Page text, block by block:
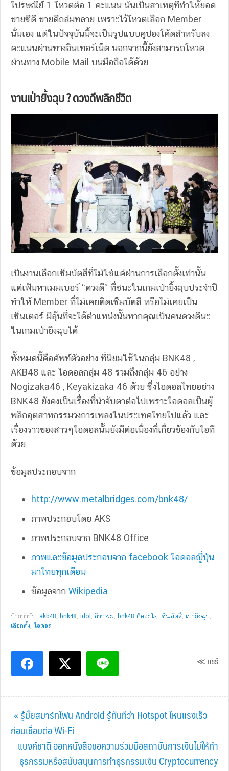
ไปรษณีย์ 1 โหวตต่อ 1 คะแนน นั่นเป็นสาเหตุที่ทำให้ยอด
ขายซีดี ขายดีถล่มทลาย เพราะไว้โหวตเลือก Member
นั่นเอง แต่ในปัจจุบันนี้จะเป็นรูปแบบคูปองโค้ดสำหรับลง
คะแนนผ่านทางอินเทอร์เน็ต นอกจากนี้ยังสามารถโหวต
ผ่านทาง Mobile Mail บนมือถือได้ด้วย
งานเป่ายิ้งฉุบ ? ดวงดีพลิกชีวิต
เป็นงานเลือกเซ็มบัตสึที่ไม่ใช่แค่ผ่านการเลือกตั้งเท่านั้น
แต่เฟ้นหาเมมเบอร์ “ดวงดี” ที่ชนะในเกมเป่ายิ้งฉุบประจำปี
ทำให้ Member ที่ไม่เคยติดเซ็มบัตสึ หรือไม่เคยเป็น
เซ็นเตอร์ มีลุ้นที่จะได้ตำแหน่งนั้นหากคุณเป็นคนดวงดีนะ
ในเกมเป่ายิงฉุบได้
ทั้งหมดนี้คือศัพท์ตัวอย่าง ที่นิยมใช้ในกลุ่ม BNK48 ,
AKB48 และ ไอดอลกลุ่ม 48 รวมถึงกลุ่ม 46 อย่าง
Nogizaka46 , Keyakizaka 46 ด้วย ซึ่งไอดอลไทยอย่าง
BNK48 ยังคงเป็นเรื่องที่น่าจับตาต่อไปเพราะไอดอลเป็นผู้
พลิกอุตสาหกรรมวงการเพลงในประเทศไทยไปแล้ว และ
เรื่องราวของสาวๆไอดอลนั้นยังมีต่อเนื่องที่เกี่ยวข้องกับไอที
ด้วย
ข้อมูลประกอบจาก
http://www.metalbridges.com/bnk48/
ภาพประกอบโดย AKS
ภาพประกอบจาก BNK48 Office
ภาพและข้อมูลประกอบจาก facebook ไอดอลญี่ปุ่น
มาไทยทุกเดือน
ข้อมูลจาก Wikipedia
ป้ายกำกับ: akb48 bnk48 idol กิจกรรม ฺbnk48 คืออะไร เซ็นบัตสึ เปายิงฉุบ
เลือกตั้ง
ไอดอล
≪ แชร์
Previous
Post:
« รู้มั้ยสมาร์ทโฟน Android รู้ทันทีว่า Hotspot ไหนแรงเร็ว
ก่อนเชื่อมต่อ Wi-Fi
Next
Post:
แบงค์ชาติ ออกหนังสือขอความร่วมมือสถาบันการเงินไม่ให้ทำ
ธุรกรรมหรือสนับสนุนการทำธุรกรรมเงิน Cryptocurrency